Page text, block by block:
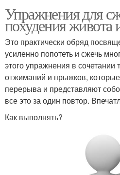
Упражнения для
похудения живота
Это практически обряд
усиленно попотеть и сжечь
этого упражнения в сочетании
отжиманий и прыжков,
перерыва и представляют
все это за один повтор.
Как выполнять?